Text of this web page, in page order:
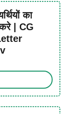
का
| CG